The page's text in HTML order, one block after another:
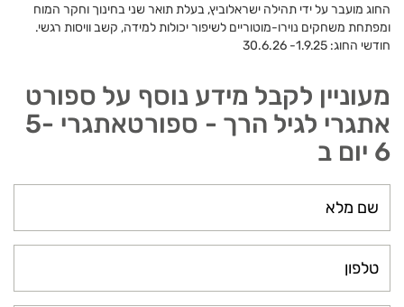
החוג מועבר על ידי תהילה ישראלוביץ, בעלת תואר שני בחינוך וחקר המוח
ומפתחת משחקים נוירו-מוטוריים לשיפור יכולות למידה, קשב וויסות רגשי.
חודשי החוג: 1.9.25- 30.6.26
מעוניין לקבל מידע נוסף על ספורט
אתגרי לגיל הרך - ספורטאתגרי 5-
6 יום ב